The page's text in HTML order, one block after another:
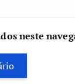
neste